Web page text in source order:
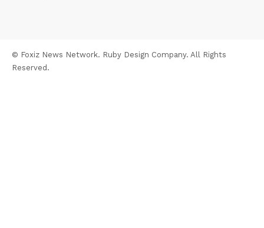
© Foxiz News Network. Ruby Design Company. All Rights
Reserved.